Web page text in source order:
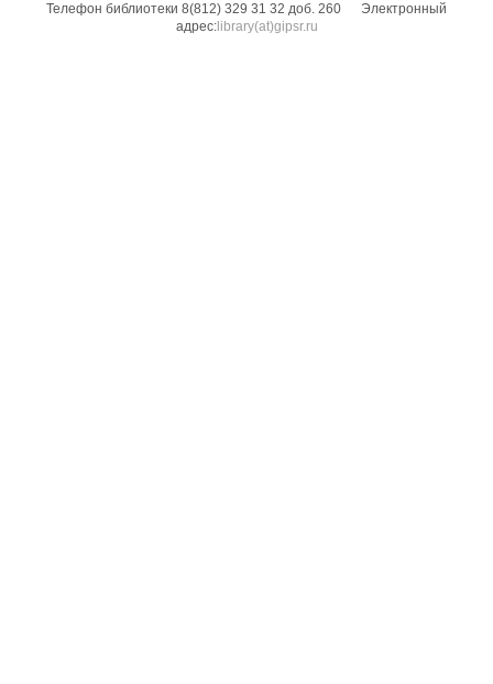
Телефон библиотеки 8(812) 329 31 32 доб. 260
Электронный
адрес:library(at)gipsr.ru